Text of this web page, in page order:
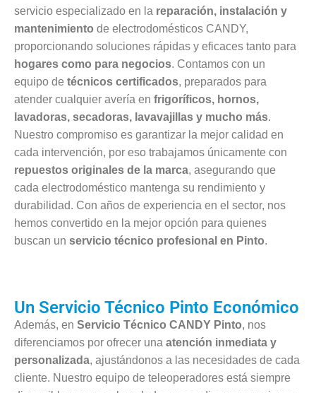
servicio especializado en la reparación, instalación y
mantenimiento de electrodomésticos CANDY,
proporcionando soluciones rápidas y eficaces tanto para
hogares como para negocios. Contamos con un
equipo de técnicos certificados, preparados para
atender cualquier avería en frigoríficos, hornos,
lavadoras, secadoras, lavavajillas y mucho más.
Nuestro compromiso es garantizar la mejor calidad en
cada intervención, por eso trabajamos únicamente con
repuestos originales de la marca, asegurando que
cada electrodoméstico mantenga su rendimiento y
durabilidad. Con años de experiencia en el sector, nos
hemos convertido en la mejor opción para quienes
buscan un servicio técnico profesional en Pinto.
Un Servicio Técnico Pinto Económico
Además, en Servicio Técnico CANDY Pinto, nos
diferenciamos por ofrecer una atención inmediata y
personalizada, ajustándonos a las necesidades de cada
cliente. Nuestro equipo de teleoperadores está siempre